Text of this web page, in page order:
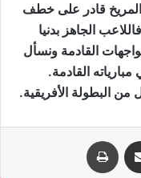
قادر على خطف
الجاهز بدنيا
القادمة ونسأل
القادمة.
من البطولة الأفريقية.